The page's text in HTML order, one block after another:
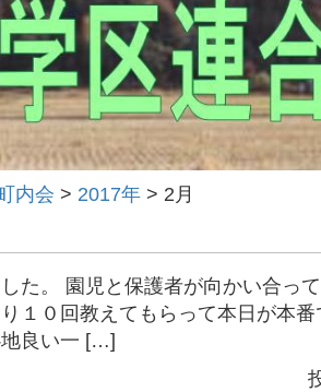
内会 > 2017年 > 2月
た。 園児と保護者が向かい合っ
１０回教えてもらって本日が本
地良い一 […]